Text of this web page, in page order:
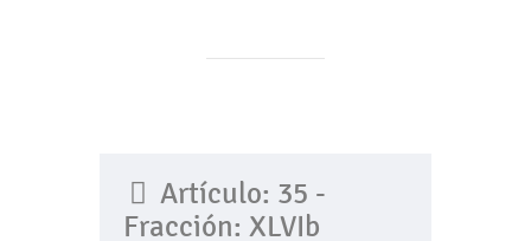
Artículo: 35 -
Fracción: XLVIb